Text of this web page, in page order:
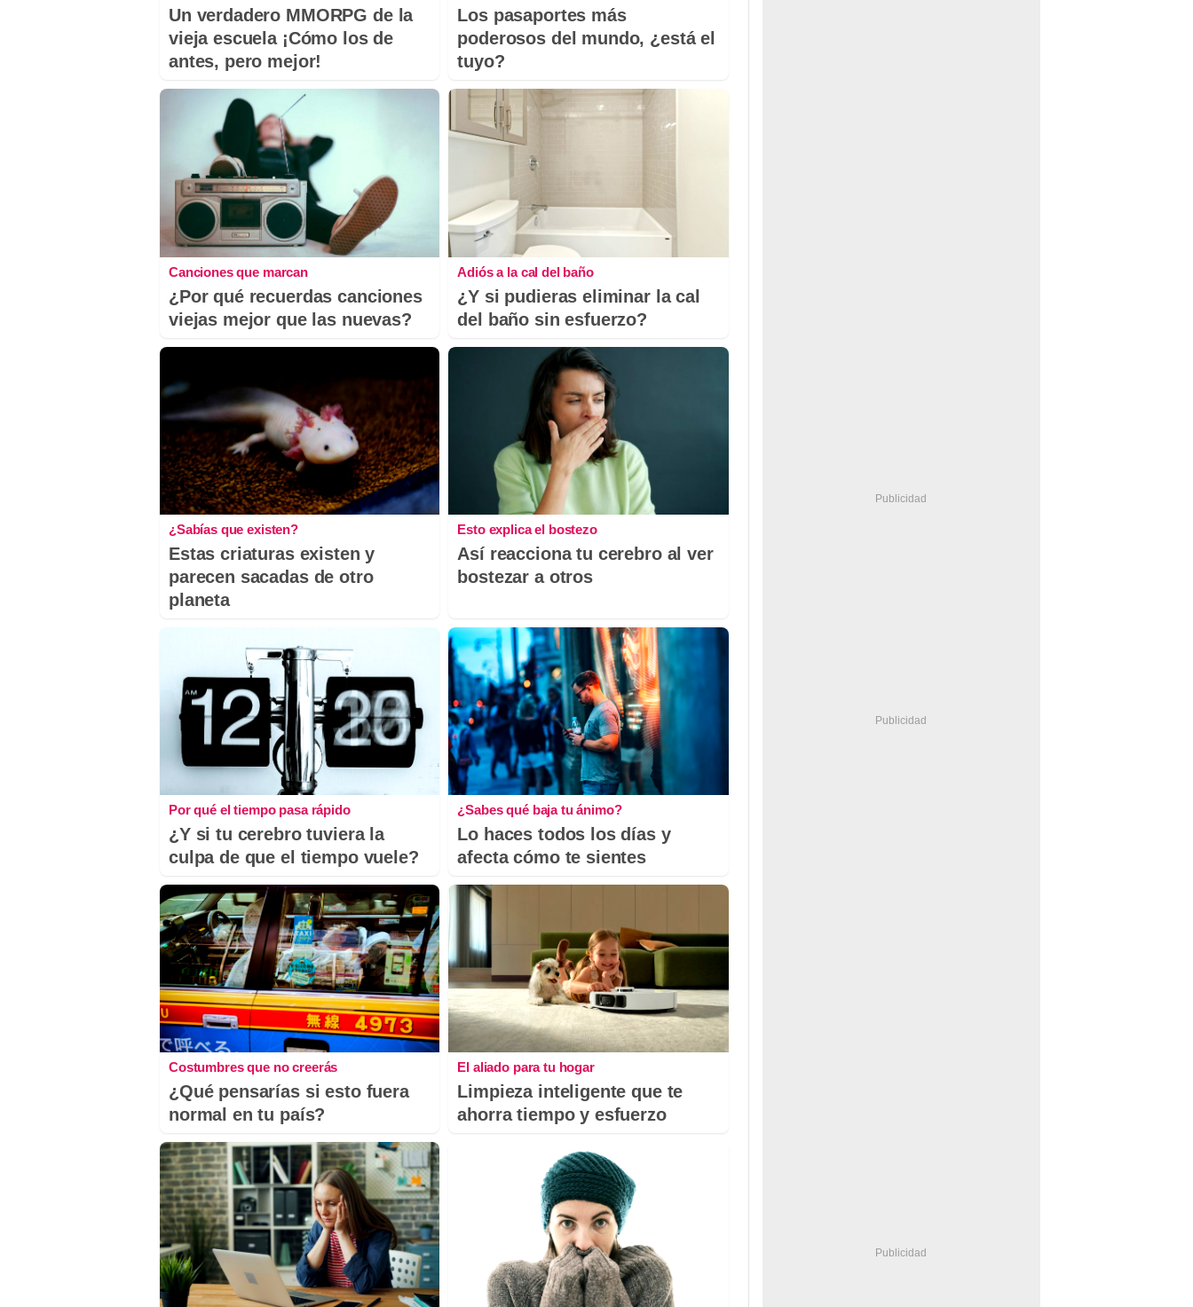
Un verdadero MMORPG de la
vieja escuela ¡Cómo los de
antes, pero mejor!
Los pasaportes más
poderosos del mundo, ¿está el
tuyo?
Canciones que marcan
¿Por qué recuerdas canciones
viejas mejor que las nuevas?
Adiós a la cal del baño
¿Y si pudieras eliminar la cal
del baño sin esfuerzo?
¿Sabías que existen?
Estas criaturas existen y
parecen sacadas de otro
planeta
Esto explica el bostezo
Así reacciona tu cerebro al ver
bostezar a otros
Por qué el tiempo pasa rápido
¿Y si tu cerebro tuviera la
culpa de que el tiempo vuele?
¿Sabes qué baja tu ánimo?
Lo haces todos los días y
afecta cómo te sientes
Costumbres que no creerás
¿Qué pensarías si esto fuera
normal en tu país?
El aliado para tu hogar
Limpieza inteligente que te
ahorra tiempo y esfuerzo